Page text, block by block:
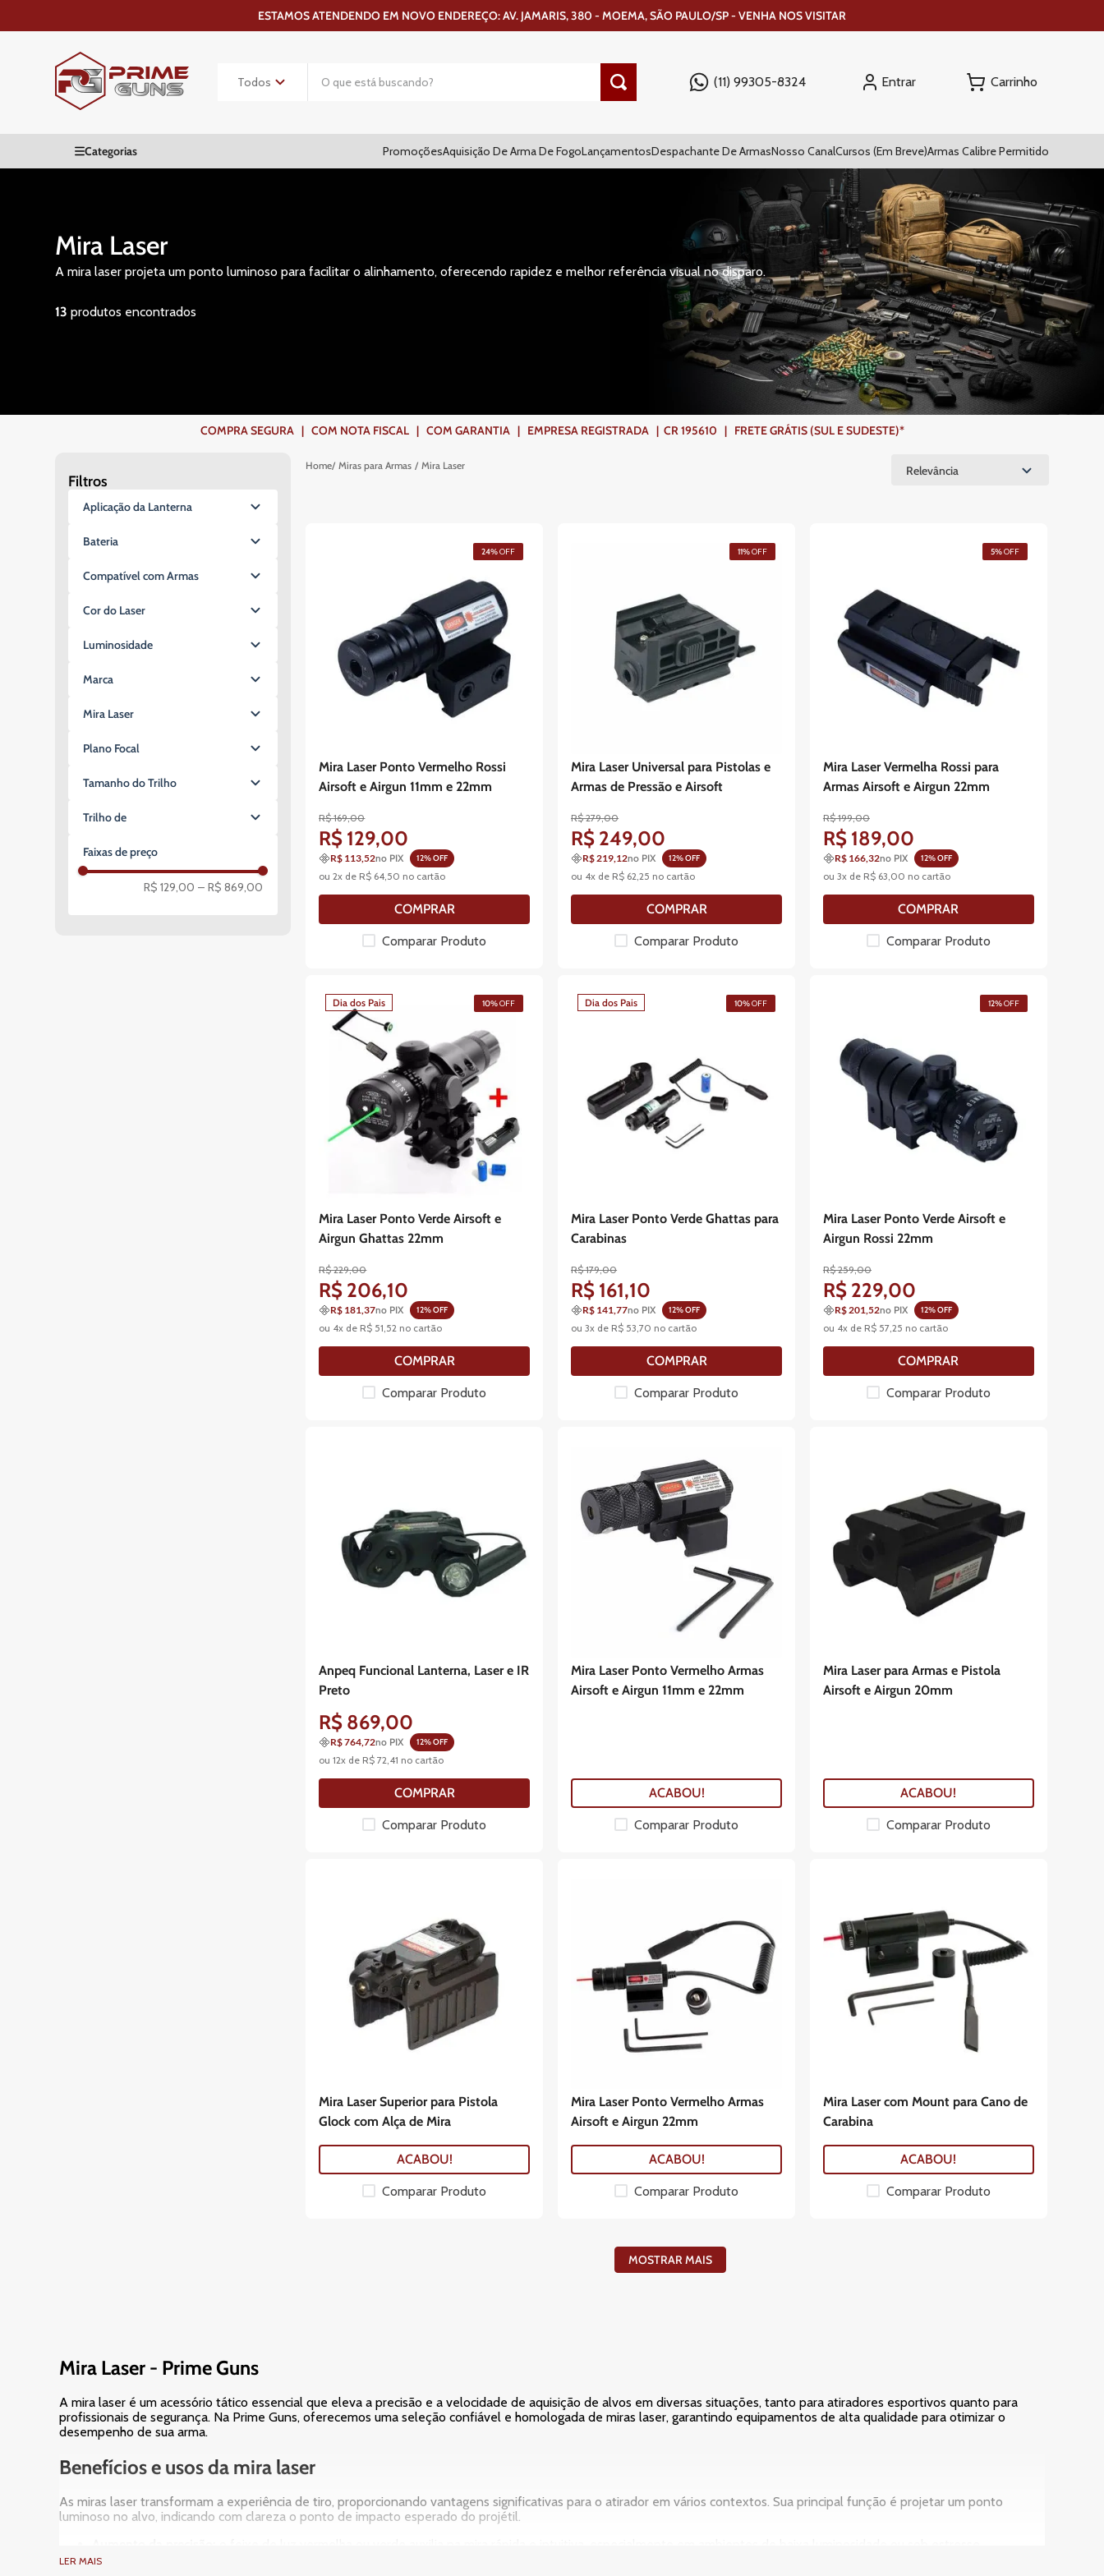
ESTAMOS ATENDENDO EM NOVO ENDEREÇO: AV. JAMARIS, 380 - MOEMA, SÃO PAULO/SP - VENHA NOS VISITAR
(11) 99305-8324 Entrar
PromoçõesAquisição De Arma De FogoLançamentosDespachante De ArmasNosso CanalCursos (Em Breve)Armas Calibre Permitido
Mira Laser
A mira laser projeta um ponto luminoso para facilitar o alinhamento, oferecendo rapidez e melhor referência visual no disparo.
13produtos
COMPRA SEGURA | COM NOTA FISCAL | COM GARANTIA | EMPRESA REGISTRADA | CR 195610 | FRETE GRÁTIS (SUL E SUDESTE)*
Filtros
Aplicação da Lanterna
Para Armas
Bateria
CR123
Compatível com Armas
Sim
Cor do Laser
Vermelho
Luminosidade
270 Lúmens
Marca
Sem Marca
Ghattas
Crosman
Mira Laser
Sim
Plano Focal
Não se aplica
Tamanho do Trilho
Mount 11mm
Trilho 11/22mm
Trilho de
22mm
Faixas de preço
R$ 129,00 – R$ 869,00
Miras para Armas Mira Laser Relevância
Mira Laser Ponto Vermelho Rossi
Airsoft e Airgun 11mm e 22mm
R$ 169,00
R$ 129,00
24%OFF
R$ 113,52no PIX 12% OFF
ou2x de R$ 64 50 no cartão
COMPRAR
Comparar Produto
Mira Laser Universal para Pistolas e
Armas de Pressão e Airsoft
R$ 279,00
R$ 249,00
11%OFF
R$ 219,12no PIX 12% OFF
ou 4x de R$ 62 ,25 no cartão
COMPRAR
Comparar Produto
Mira Laser Vermelha Rossi para
Armas Airsoft e Airgun 22mm
R$ 199,00
R$ 189,00
5%OFF
R$ 166,32no PIX 12% OFF
ou 3x de R$ 63 00 no cartão
COMPRAR
Comparar Produto
Dia dos Pais
Mira Laser Ponto Verde Airsoft e
Airgun Ghattas 22mm
R$ 229,00
R$ 206,10
10%OFF
R$ 181,37no PIX 12% OFF
ou 4x de R$ 51 52 no cartão
COMPRAR
Comparar Produto
Dia dos Pais
Mira Laser Ponto Verde Ghattas para
Carabinas
R$ 179,00
R$ 161,10
10%OFF
R$ 141,77no PIX 12% OFF
ou3x de R$ 53 ,70 no cartão
COMPRAR
Comparar Produto
Mira Laser Ponto Verde Airsoft e
Airgun Rossi 22mm
R$ 259,00
R$ 229,00
12%OFF
R$ 201,52no PIX 12% OFF
ou 4x de R$ 57, 25 no cartão
COMPRAR
Comparar Produto
Anpeq Funcional Lanterna, Laser e IR
Preto
R$ 869,00
R$ 764,72no PIX 12% OFF
ou12x de R$ 72 41 no cartão
COMPRAR
Comparar Produto
Mira Laser Ponto Vermelho Armas
Airsoft e Airgun 11mm e 22mm
ACABOU!
Comparar Produto
Mira Laser para Armas e Pistola
Airsoft e Airgun 20mm
ACABOU!
Comparar Produto
Mira Laser Superior para Pistola
Glock com Alça de Mira
ACABOU!
Comparar Produto
Mira Laser Ponto Vermelho Armas
Airsoft e Airgun 22mm
ACABOU!
Comparar Produto
Mira Laser com Mount para Cano de
Carabina
ACABOU!
Comparar Produto
MOSTRAR MAIS
Mira Laser - Prime Guns
A mira laser é um acessório tático essencial que eleva a precisão e a velocidade de aquisição de alvos em diversas situações, tanto para atiradores esportivos quanto para
profissionais de segurança. Na Prime Guns, oferecemos uma seleção confiável e homologada de miras laser, garantindo equipamentos de alta qualidade para otimizar o
desempenho de sua arma.
Benefícios e usos da mira laser
As miras laser transformam a experiência de tiro, proporcionando vantagens significativas para o atirador em vários contextos. Sua principal função é projetar um ponto
luminoso no alvo, indicando com clareza o ponto de impacto esperado do projétil.
Aquisição rápida de alvo:
LER MAIS